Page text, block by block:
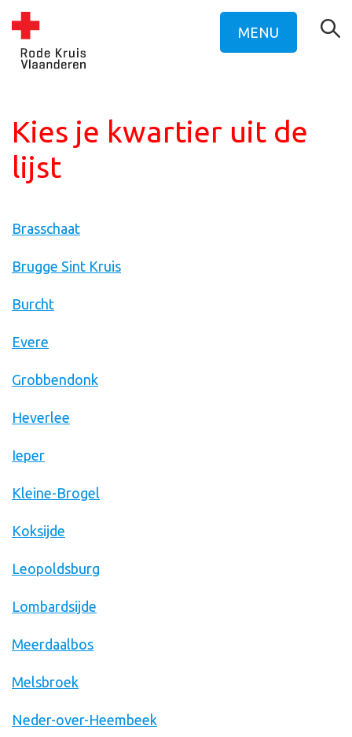
MENU
Kies je kwartier uit de
lijst
Brasschaat
Brugge Sint Kruis
Burcht
Evere
Grobbendonk
Heverlee
Ieper
Kleine-Brogel
Koksijde
Leopoldsburg
Lombardsijde
Meerdaalbos
Melsbroek
Neder-over-Heembeek